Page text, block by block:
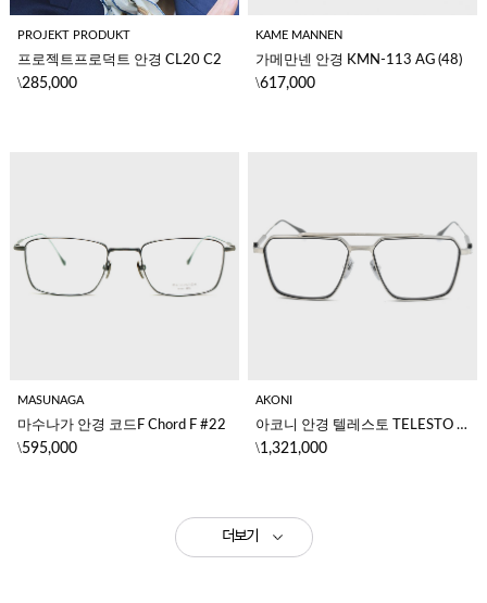
PROJEKT PRODUKT
프로젝트프로덕트 안경 CL20 C2
\285,000
KAME MANNEN
가메만넨 안경 KMN-113 AG (48)
\617,000
MASUNAGA
마수나가 안경 코드F Chord F #22
\595,000
AKONI
아코니 안경 텔레스토 TELESTO AKX-523C-56
\1,321,000
더보기